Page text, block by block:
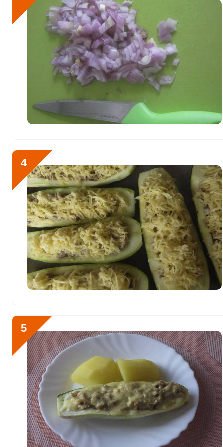
Железо
Рубидий
Селен 14.3 мкг
Фтор 148 мкг
Хром 52 мкг
Цинк 6.4 мг
592 мкг
Ванадий 62 мкг
4
5